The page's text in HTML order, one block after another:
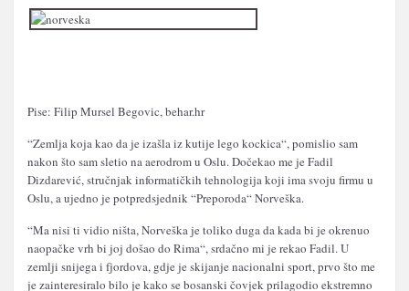
Pise: Filip Mursel Begovic, behar.hr
“Zemlja koja kao da je izašla iz kutije lego kockica“, pomislio sam
nakon što sam sletio na aerodrom u Oslu. Dočekao me je Fadil
Dizdarević, stručnjak informatičkih tehnologija koji ima svoju firmu u
Oslu, a ujedno je potpredsjednik “Preporoda“ Norveška.
“Ma nisi ti vidio ništa, Norveška je toliko duga da kada bi je okrenuo
naopačke vrh bi joj došao do Rima“, srdačno mi je rekao Fadil. U
zemlji snijega i fjordova, gdje je skijanje nacionalni sport, prvo što me
je zainteresiralo bilo je kako se bosanski čovjek prilagodio ekstremno